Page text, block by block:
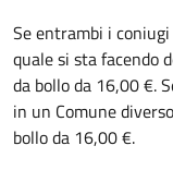
Se entrambi i
quale si sta facendo
da bollo da 16,00 €.
in un Comune
bollo da 16,00 €.